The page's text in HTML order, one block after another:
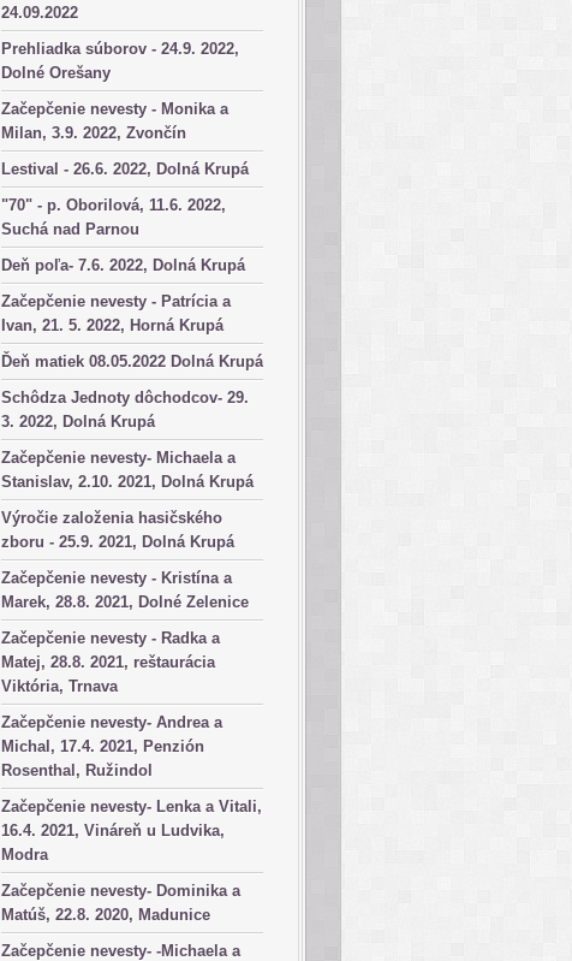
24.09.2022
Prehliadka súborov - 24.9. 2022,
Dolné Orešany
Začepčenie nevesty - Monika a
Milan, 3.9. 2022, Zvončín
Lestival - 26.6. 2022, Dolná Krupá
"70" - p. Oborilová, 11.6. 2022,
Suchá nad Parnou
Deň poľa- 7.6. 2022, Dolná Krupá
Začepčenie nevesty - Patrícia a
Ivan, 21. 5. 2022, Horná Krupá
Ďeň matiek 08.05.2022 Dolná Krupá
Schôdza Jednoty dôchodcov- 29.
3. 2022, Dolná Krupá
Začepčenie nevesty- Michaela a
Stanislav, 2.10. 2021, Dolná Krupá
Výročie založenia hasičského
zboru - 25.9. 2021, Dolná Krupá
Začepčenie nevesty - Kristína a
Marek, 28.8. 2021, Dolné Zelenice
Začepčenie nevesty - Radka a
Matej, 28.8. 2021, reštaurácia
Viktória, Trnava
Začepčenie nevesty- Andrea a
Michal, 17.4. 2021, Penzión
Rosenthal, Ružindol
Začepčenie nevesty- Lenka a Vitali,
16.4. 2021, Vináreň u Ludvika,
Modra
Začepčenie nevesty- Dominika a
Matúš, 22.8. 2020, Madunice
Začepčenie nevesty- -Michaela a